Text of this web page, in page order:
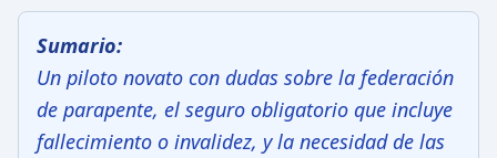
Sumario:
Un piloto novato con dudas sobre la federación
de parapente, el seguro obligatorio que incluye
fallecimiento o invalidez, y la necesidad de las